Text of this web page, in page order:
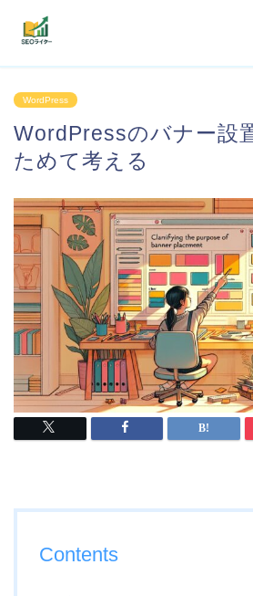
機能
利用者の声
よくある質問
導入事例
お役立ち記事
WordPress
WordPressのバナー設
ためて考える
Contents